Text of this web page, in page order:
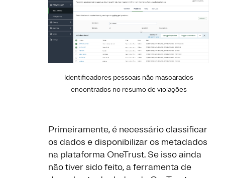
Identificadores pessoais não mascarados
encontrados no resumo de violações
Primeiramente, é necessário classificar
os dados e disponibilizar os metadados
na plataforma OneTrust. Se isso ainda
não tiver sido feito, a ferramenta de